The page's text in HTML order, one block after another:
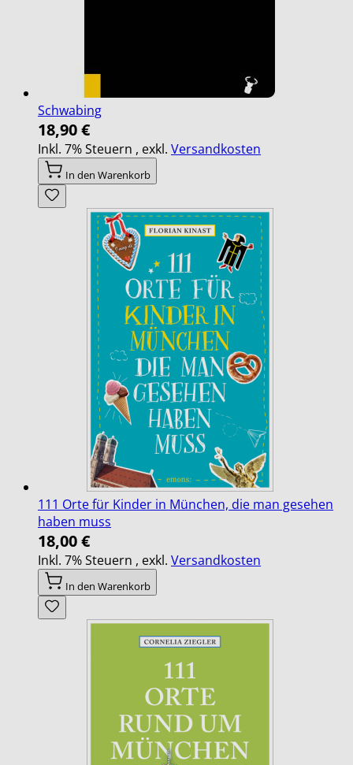
Schwabing
18,90 €
Inkl. 7% Steuern , exkl. Versandkosten
In den Warenkorb
111 Orte für Kinder in München, die man gesehen
haben muss
18,00 €
Inkl. 7% Steuern , exkl. Versandkosten
In den Warenkorb